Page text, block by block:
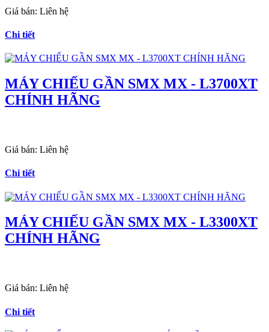
Giá bán: Liên hệ
Chi tiết
MÁY CHIẾU GẦN SMX MX - L3700XT
CHÍNH HÃNG
Giá bán: Liên hệ
Chi tiết
MÁY CHIẾU GẦN SMX MX - L3300XT
CHÍNH HÃNG
Giá bán: Liên hệ
Chi tiết